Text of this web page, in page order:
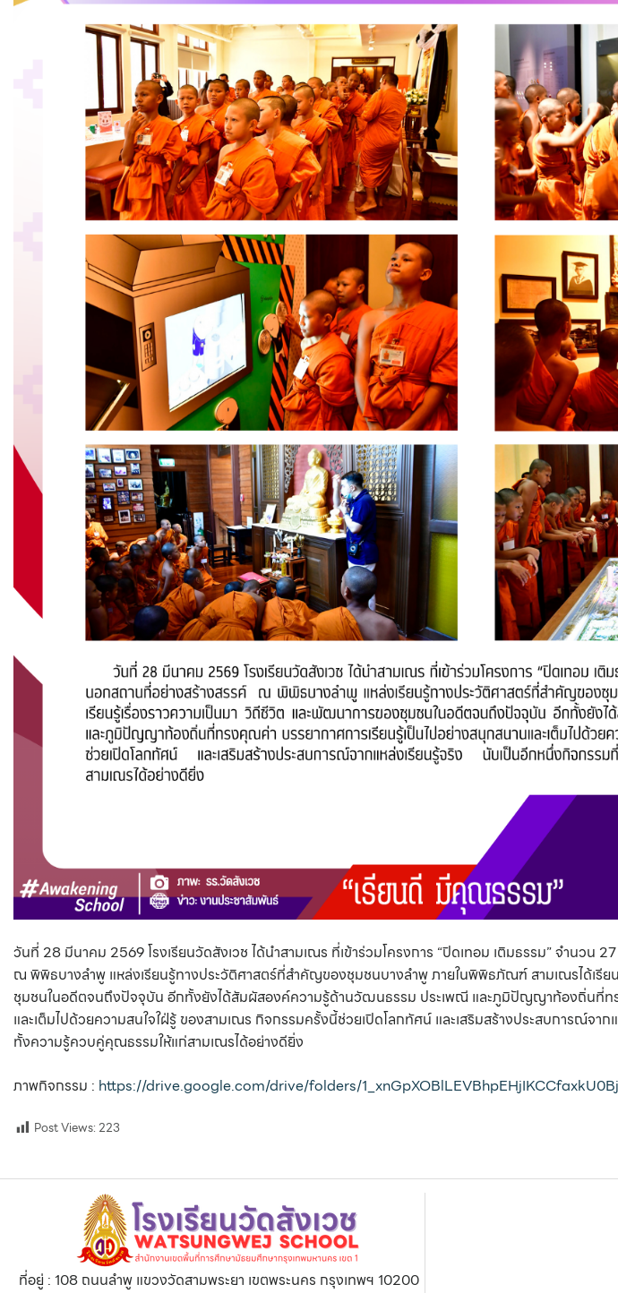
วันที่ 28 มีนาคม 2569 โรงเรียนวัดสังเวช ได้นำสามเณร ที่เข้าร่วมโครงการ “ปิดเทอม เติมธรรม” จำนวน
ณ พิพิธบางลำพู แหล่งเรียนรู้ทางประวัติศาสตร์ที่สำคัญของชุมชนบางลำพู ภายในพิพิธภัณฑ์ สามเณรได้เรีย
ชุมชนในอดีตจนถึงปัจจุบัน อีกทั้งยังได้สัมผัสองค์ความรู้ด้านวัฒนธรรม ประเพณี และภูมิปัญญาท้องถิ่นที่ทร
และเต็มไปด้วยความสนใจใฝ่รู้ ของสามเณร กิจกรรมครั้งนี้ช่วยเปิดโลกทัศน์ และเสริมสร้างประสบการณ์จา
ทั้งความรู้ควบคู่คุณธรรมให้แก่สามเณรได้อย่างดียิ่ง
ภาพกิจกรรม : https://drive.google.com/drive/folders/
Post Views: 223
ที่อยู่ : 108 ถนนลำพู แขวงวัดสามพระยา เขตพระนคร กรุงเทพฯ 10200